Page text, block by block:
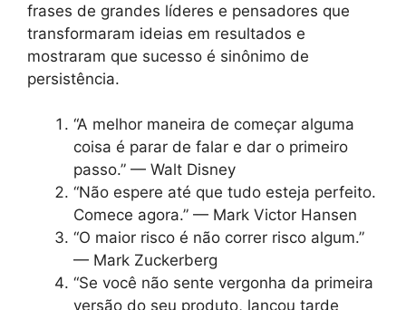
frases de grandes líderes e pensadores que
transformaram ideias em resultados e
mostraram que sucesso é sinônimo de
persistência.
“A melhor maneira de começar alguma
coisa é parar de falar e dar o primeiro
passo.” — Walt Disney
“Não espere até que tudo esteja perfeito.
Comece agora.” — Mark Victor Hansen
“O maior risco é não correr risco algum.”
— Mark Zuckerberg
“Se você não sente vergonha da primeira
versão do seu produto, lançou tarde